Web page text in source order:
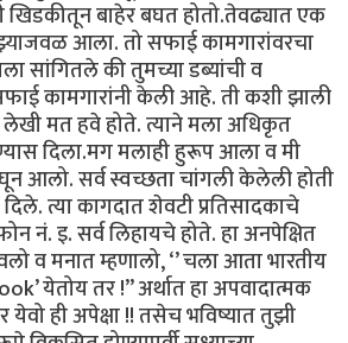
खिडकीतून बाहेर बघत होतो.तेवढ्यात एक
आला. तो सफाई कामगारांवरचा
सांगितले की तुमच्या डब्यांची व
कामगारांनी केली आहे. ती कशी झाली
मत हवे होते. त्याने मला अधिकृत
दिला.मग मलाही हुरूप आला व मी
आलो. सर्व स्वच्छता चांगली केलेली होती
त्या कागदात शेवटी प्रतिसादकाचे
नं. इ. सर्व लिहायचे होते. हा अनपेक्षित
व मनात म्हणालो, ‘’ चला आता भारतीय
येतोय तर !” अर्थात हा अपवादात्मक
ही अपेक्षा !! तसेच भविष्यात तुझी